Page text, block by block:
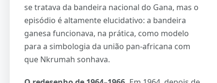
se tratava da bandeira nacional do Gana, mas o
episódio é altamente elucidativo: a bandeira
ganesa funcionava, na prática, como modelo
para a simbologia da união pan-africana com
que Nkrumah sonhava.